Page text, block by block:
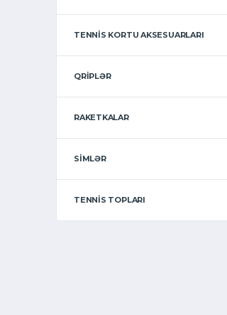
TENNIS KORTU AKSESUARLARI
QRIPLƏR
RAKETKALAR
SIMLƏR
TENNIS TOPLARI